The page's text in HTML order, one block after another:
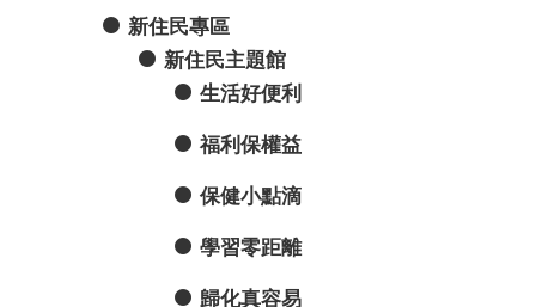
新住民專區
新住民主題館
生活好便利
福利保權益
保健小點滴
學習零距離
歸化真容易